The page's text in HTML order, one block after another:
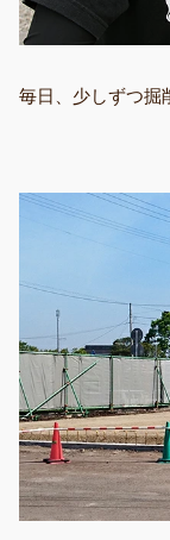
毎日、少しずつ